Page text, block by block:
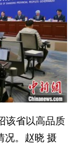
该省以高品质
况。赵晓 摄